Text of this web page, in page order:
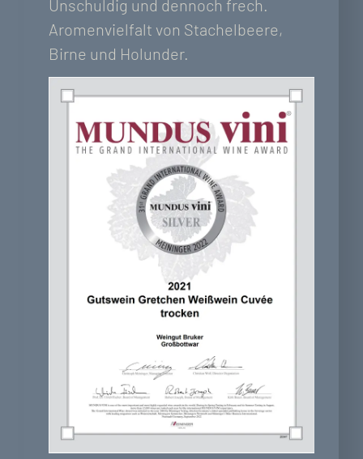
Unschuldig und dennoch frech.
Aromenvielfalt von Stachelbeere,
Birne und Holunder.